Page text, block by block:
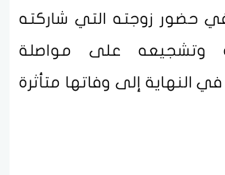
حضور زوجته التي شاركته
وتشجيعه على مواصلة
في النهاية إلى وفاتها متأثرة